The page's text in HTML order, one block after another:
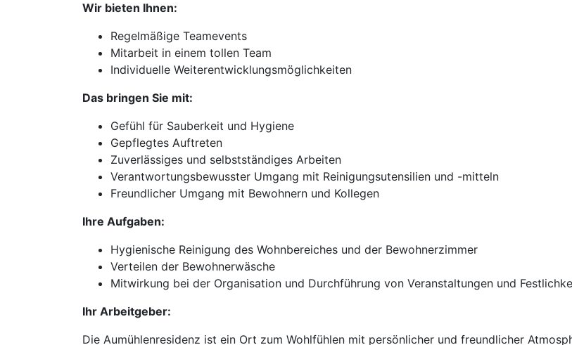
Wir bieten Ihnen:
Regelmäßige Teamevents
Mitarbeit in einem tollen Team
Individuelle Weiterentwicklungsmöglichkeiten
Das bringen Sie mit:
Gefühl für Sauberkeit und Hygiene
Gepflegtes Auftreten
Zuverlässiges und selbstständiges Arbeiten
Verantwortungsbewusster Umgang mit Reinigungsutensilien und -mitteln
Freundlicher Umgang mit Bewohnern und Kollegen
Ihre Aufgaben:
Hygienische Reinigung des Wohnbereiches und der Bewohnerzimmer
Verteilen der Bewohnerwäsche
Mitwirkung bei der Organisation und Durchführung von Veranstaltungen und
Ihr Arbeitgeber:
Die Aumühlenresidenz ist ein Ort zum Wohlfühlen mit persönlicher und freundlicher